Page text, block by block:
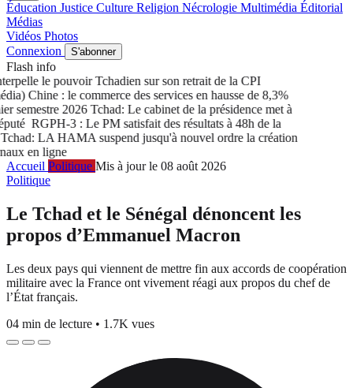
Éducation Justice Culture Religion Nécrologie Multimédia Éditorial
Médias
Vidéos Photos
Connexion
S'abonner
Flash info
le pouvoir Tchadien sur son retrait de la CPI
Chine : le commerce des services en hausse de 8,3%
semestre 2026Tchad: Le cabinet de la présidence met à
RGPH-3 : Le PM satisfait des résultats à 48h de la
LA HAMA suspend jusqu'à nouvel ordre la création
en ligne
Accueil Politique Mis à jour le 08 août 2026
Politique
Le Tchad et le Sénégal dénoncent les
propos d’Emmanuel Macron
Les deux pays qui viennent de mettre fin aux accords de coopération
militaire avec la France ont vivement réagi aux propos du chef de
l’État français.
04 min de lecture • 1.7K vues